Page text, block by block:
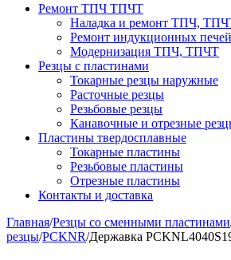
Ремонт ТПЧ ТПЧТ
Наладка и ремонт ТПЧ,
Ремонт индукционных печей
Модернизация ТПЧ, ТПЧТ
Резцы с пластинами
Токарные резцы наружные
Расточные резцы
Резьбовые резцы
Канавочные и отрезные
Пластины твердосплавные
Токарные пластины
Резьбовые пластины
Отрезные пластины
Контакты и доставка
Главная/Резцы со сменными пластинами
резцы/PCKNR/Державка